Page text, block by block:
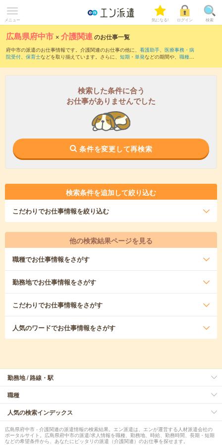
メニュー 気になる! ログイン 検索
広島県府中市 ×介護関連のお仕事一覧
府中市の派遣のお仕事情報です。介護関連のお仕事の他に、 看護助手、 医療事務・病
院受付、 保育士などを取り揃えています。さらに、 短期 ・ 単発などの期間や、 職種未
検索した条件に合う
お仕事がありませんでした
条件を変更して再検索
検索条件を追加して絞り込む
こだわりでお仕事情報を絞り込む
他の検索結果ページを見る
職種でお仕事情報をさがす
勤務地でお仕事情報をさがす
こだわりでお仕事情報をさがす
人気のワードでお仕事情報をさがす
勤務地 / 路線・駅
職種
人気の検索インデックス
広島県府中市 - 介護関連の派遣情報の検索結果。エン派遣は、エンが運営する人材派遣会社の
ポータルサイト。広島県府中市の派遣/求人情報を職種、勤務地、時給、勤務時間、長期・短期
などの希望条件から、あなたにピッタリの派遣（介護関連）のお仕事を探せます。